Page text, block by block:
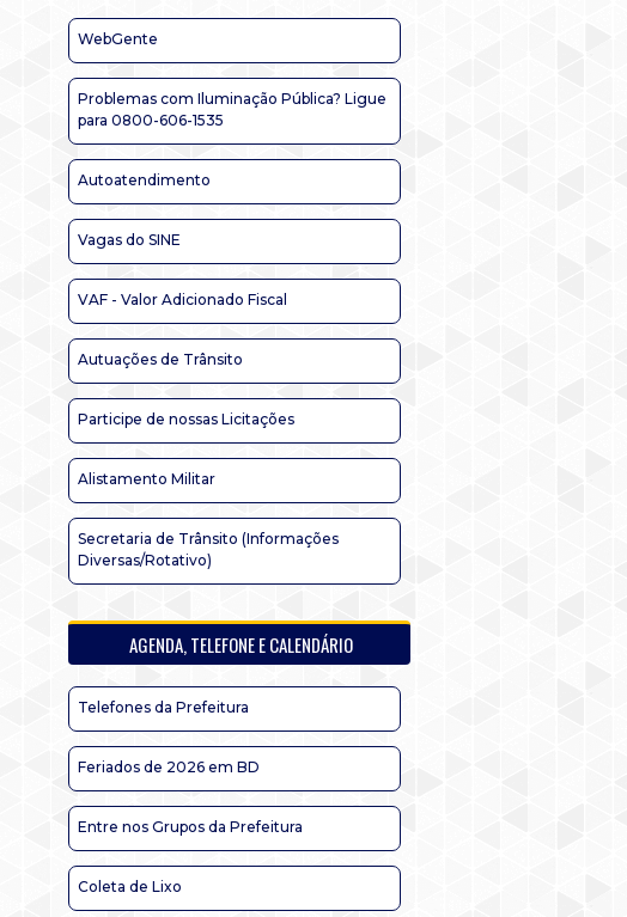
WebGente
Problemas com Iluminação Pública? Ligue
para 0800-606-1535
Autoatendimento
Vagas do SINE
VAF - Valor Adicionado Fiscal
Autuações de Trânsito
Participe de nossas Licitações
Alistamento Militar
Secretaria de Trânsito (Informações
Diversas/Rotativo)
AGENDA, TELEFONE E CALENDÁRIO
Telefones da Prefeitura
Feriados de 2026 em BD
Entre nos Grupos da Prefeitura
Coleta de Lixo